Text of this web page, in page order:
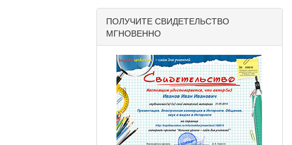
ПОЛУЧИТЕ СВИДЕТЕЛЬСТВО
МГНОВЕННО